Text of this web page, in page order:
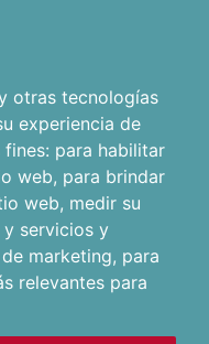
otras tecnologías
experiencia de
para habilitar
web, para brindar
web, medir su
servicios y
marketing, para
relevantes para